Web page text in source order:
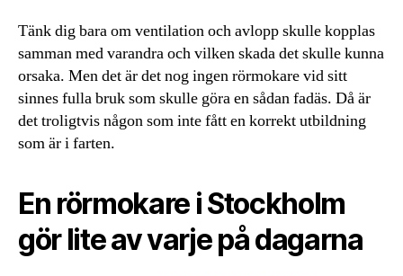
Tänk dig bara om ventilation och avlopp skulle kopplas
samman med varandra och vilken skada det skulle kunna
orsaka. Men det är det nog ingen rörmokare vid sitt
sinnes fulla bruk som skulle göra en sådan fadäs. Då är
det troligtvis någon som inte fått en korrekt utbildning
som är i farten.
En rörmokare i Stockholm
gör lite av varje på dagarna